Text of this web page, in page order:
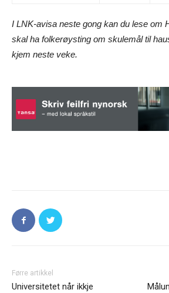
I LNK-avisa neste gong kan du lese om
skal ha folkerøysting om skulemål til
kjem neste veke.
Førre artikkel
Universitetet når ikkje